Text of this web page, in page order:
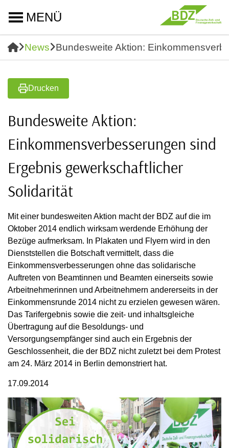
MENÜ
News Bundesweite Aktion:
Drucken
Bundesweite Aktion:
Einkommensverbesserungen sind
Ergebnis gewerkschaftlicher
Solidarität
Mit einer bundesweiten Aktion macht der BDZ auf die im
Oktober 2014 endlich wirksam werdende Erhöhung der
Bezüge aufmerksam. In Plakaten und Flyern wird in den
Dienststellen die Botschaft vermittelt, dass die
Einkommensverbesserungen ohne das solidarische
Auftreten von Beamtinnen und Beamten einerseits sowie
Arbeitnehmerinnen und Arbeitnehmern andererseits in der
Einkommensrunde 2014 nicht zu erzielen gewesen wären.
Das Tarifergebnis sowie die zeit- und inhaltsgleiche
Übertragung auf die Besoldungs- und
Versorgungsempfänger sind auch ein Ergebnis der
Geschlossenheit, die der BDZ nicht zuletzt bei dem Protest
am 24. März 2014 in Berlin demonstriert hat.
17.09.2014